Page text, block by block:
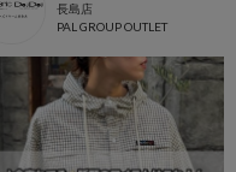
長島店
PAL GROUP OUTLET